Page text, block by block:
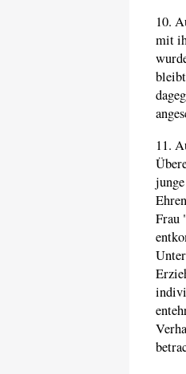
10.
mit
11.
Frau